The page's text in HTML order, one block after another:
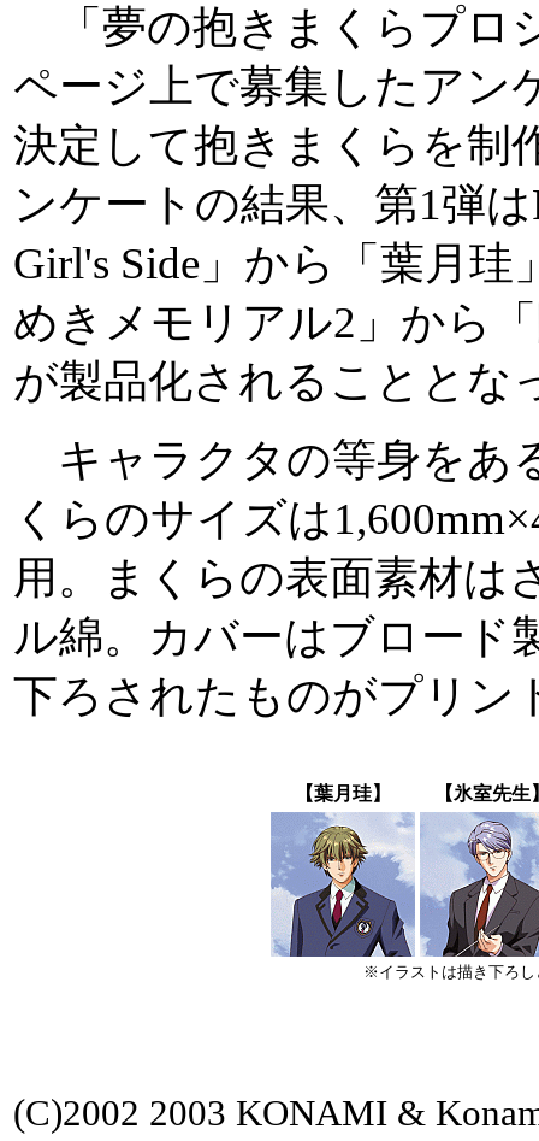
「夢の抱きまくらプロ
ページ上で募集したアン
決定して抱きまくらを制
ンケートの結果、第1弾
Girl's Side」から「葉月
めきメモリアル2」から
が製品化されることとな
キャラクタの等身をあ
くらのサイズは
用。まくらの表面素材は
ル綿。カバーはブロード
下ろされたものがプリン
【葉月珪】 【氷室先生
※イラストは描き下ろ
(C)2002 2003 KONAMI &